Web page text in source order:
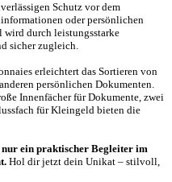
Schutz vor dem
oder persönlichen
wird durch leistungsstarke
sicher zugleich.
erleichtert das Sortieren von
persönlichen Dokumenten.
Innenfächer für Dokumente, zwei
für Kleingeld bieten die
nur ein praktischer Begleiter im
Hol dir jetzt dein Unikat – stilvoll,